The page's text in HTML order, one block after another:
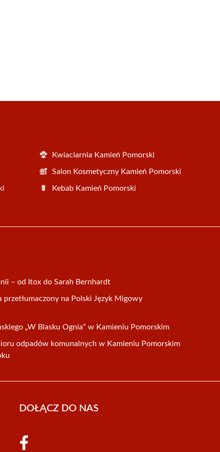
Kwiaciarnia Kamień Pomorski
Salon Kosmetyczny Kamień Pomorski
Kebab Kamień Pomorski
– od Itox do Sarah Bernhardt
przetłumaczony na Polski Język Migowy
„W Blasku Ognia” w Kamieniu Pomorskim
odpadów komunalnych w Kamieniu Pomorskim
DOŁĄCZ DO NAS